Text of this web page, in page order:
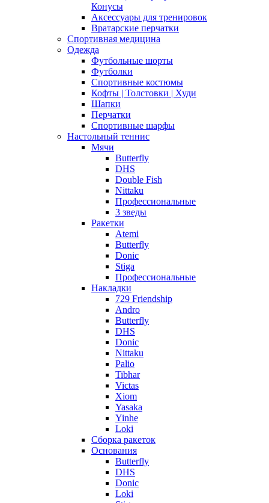
Конусы
Аксессуары для тренировок
Вратарские перчатки
Спортивная медицина
Одежда
Футбольные шорты
Футболки
Спортивные костюмы
Кофты | Толстовки | Худи
Шапки
Перчатки
Спортивные шарфы
Настольный теннис
Мячи
Butterfly
DHS
Double Fish
Nittaku
Профессиональные
3 зведы
Ракетки
Atemi
Butterfly
Donic
Stiga
Профессиональные
Накладки
729 Friendship
Andro
Butterfly
DHS
Donic
Nittaku
Palio
Tibhar
Victas
Xiom
Yasaka
Yinhe
Loki
Сборка ракеток
Основания
Butterfly
DHS
Donic
Loki